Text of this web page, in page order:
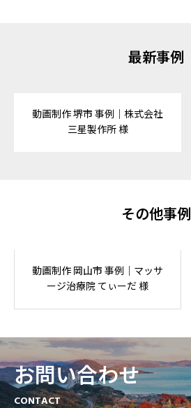
最新事例
動画制作 堺市 事例｜株式会社
三星製作所 様
その他事例
動画制作 岡山市 事例｜マッサ
ージ治療院 てぃーだ 様
お問い合わせ
CONTACT